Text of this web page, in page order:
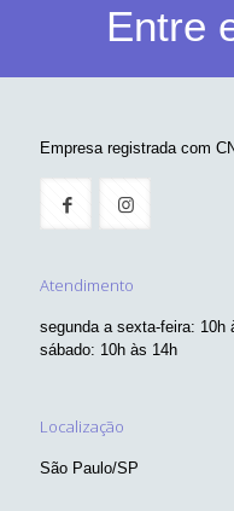
Entre
Empresa registrada com
Atendimento
segunda a sexta-feira: 10h
sábado: 10h às 14h
Localização
São Paulo/SP